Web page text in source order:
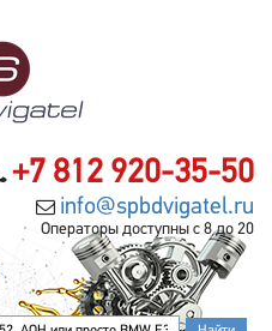
+7 812 920-35-50
info@spbdvigatel.ru
Операторы доступны с 8 до 20